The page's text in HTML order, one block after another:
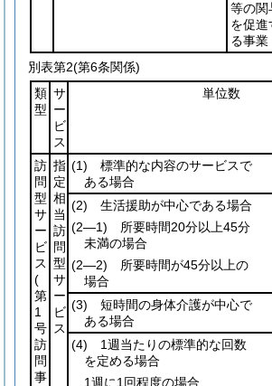
等の関
を促進
る事業
別表第2(第6条関係)
類
型
サ
ー
ビ
ス
単位数
訪
問
型
サ
ー
ビ
ス
(
第
1
号
訪
問
事
指
定
相
当
訪
問
型
サ
ー
ビ
ス
(1) 標準的な内容のサービスで
ある場合
(2) 生活援助が中心である場合
(2―1) 所要時間20分以上45分
未満の場合
(2―2) 所要時間が45分以上の
場合
(3) 短時間の身体介護が中心で
ある場合
(4) 1週当たりの標準的な回数
を定める場合
1週に1回程度の場合